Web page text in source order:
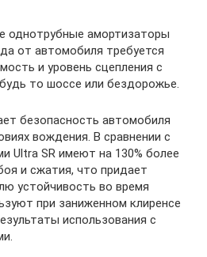
однотрубные амортизаторы
от автомобиля требуется
и уровень сцепления с
то шоссе или бездорожье.
безопасность автомобиля
вождения. В сравнении с
Ultra SR имеют на 130% более
и сжатия, что придает
устойчивость во время
при заниженном клиренсе
использования с